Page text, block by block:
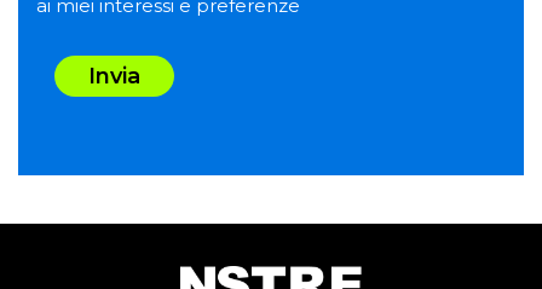
ai miei interessi e preferenze
Invia